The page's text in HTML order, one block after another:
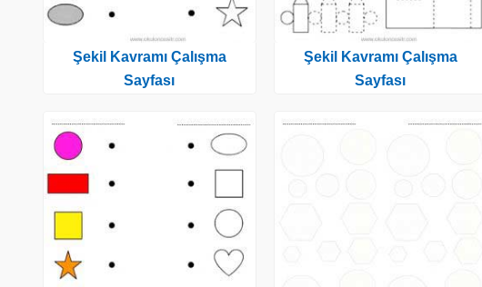
Şekil Kavramı Çalışma
Sayfası
Şekil Kavramı Çalışma
Sayfası